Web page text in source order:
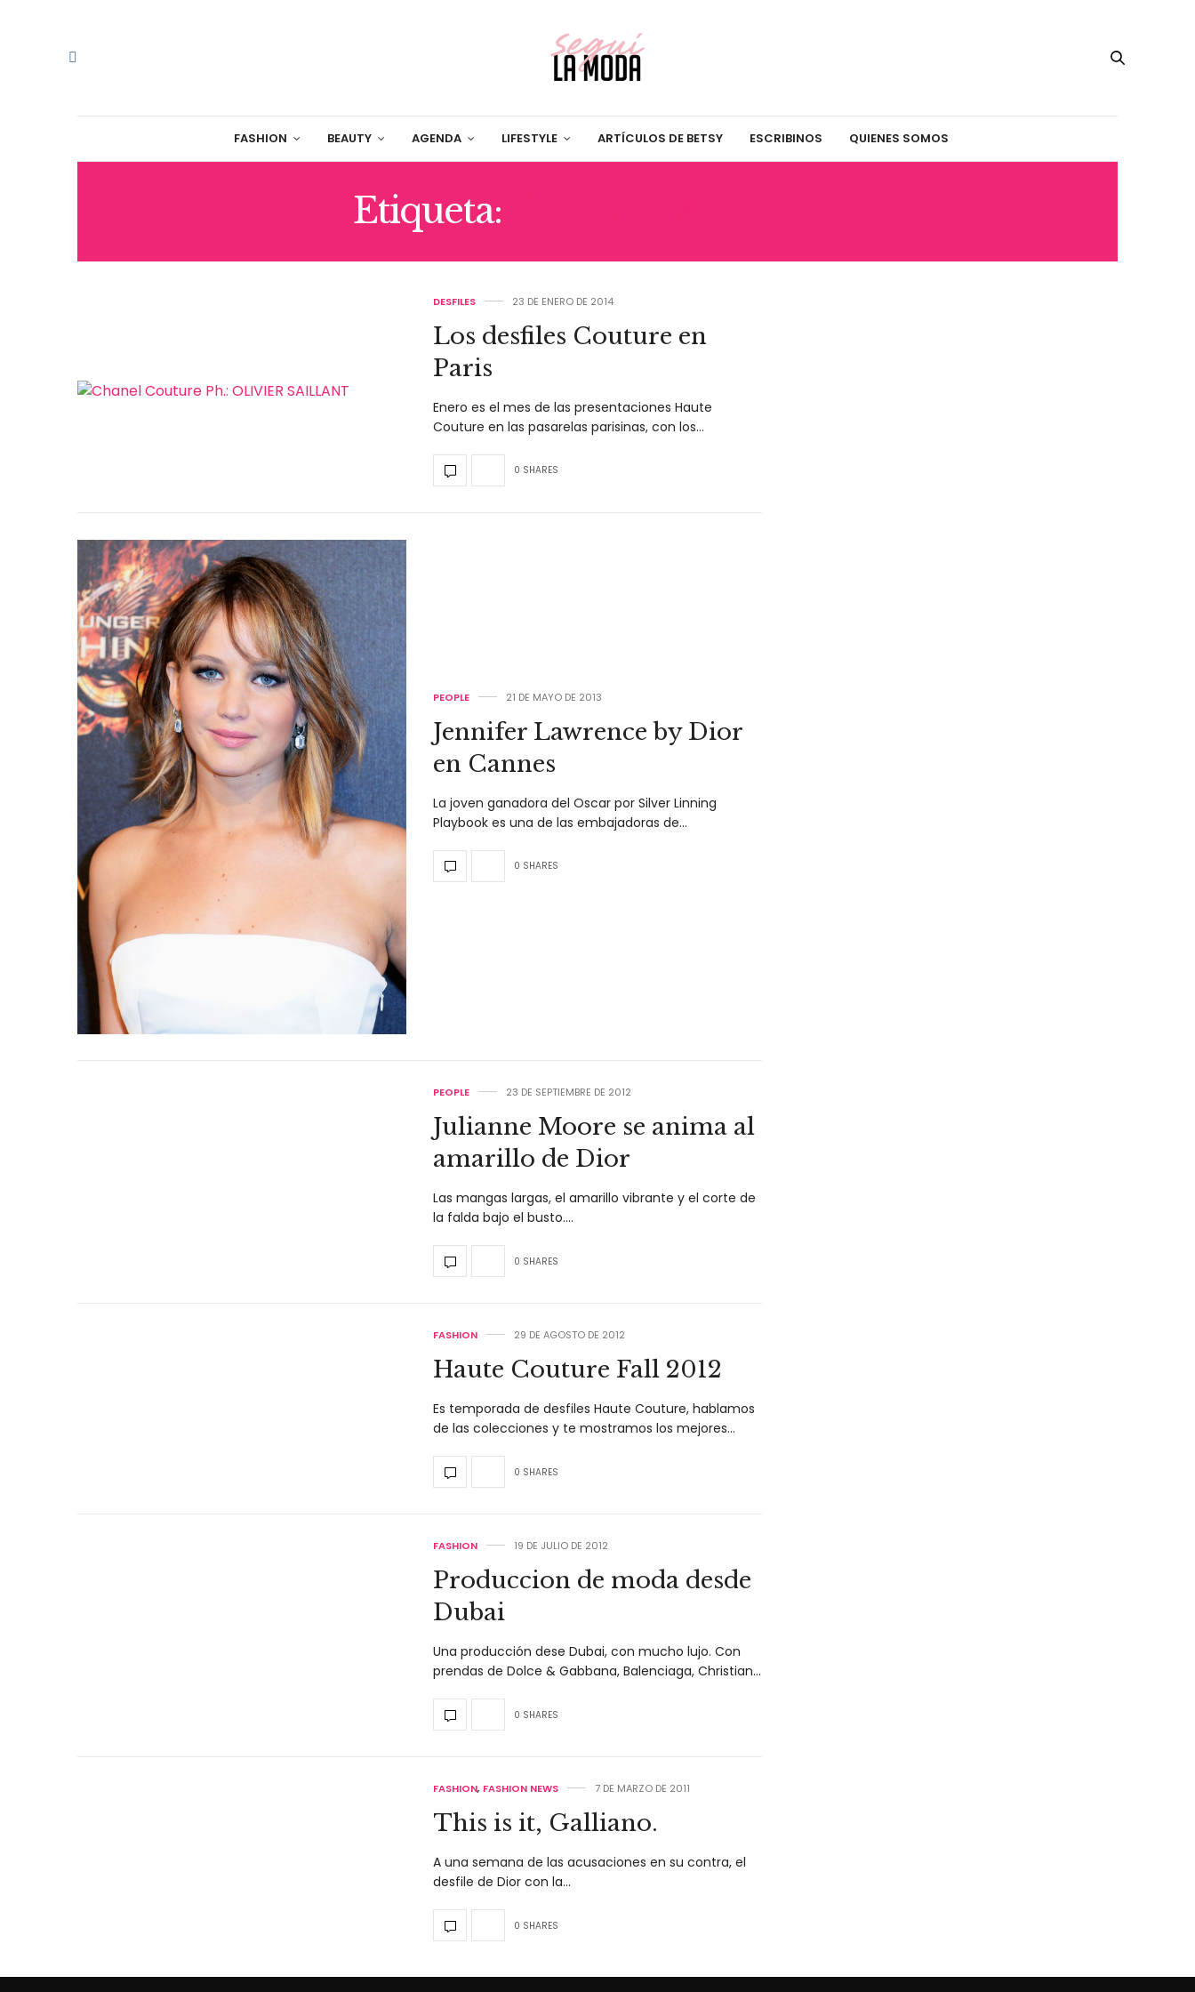
FASHION BEAUTY AGENDA LIFESTYLE ARTÍCULOS DE BETSY ESCRIBINOS QUIENES SOMOS
Etiqueta:
DESFILES 23 DE ENERO DE 2014
Los desfiles Couture en
Paris
Enero es el mes de las presentaciones Haute
Couture en las pasarelas parisinas, con los…
0 SHARES
PEOPLE 21 DE MAYO DE 2013
Jennifer Lawrence by Dior
en Cannes
La joven ganadora del Oscar por Silver Linning
Playbook es una de las embajadoras de…
0 SHARES
PEOPLE 23 DE SEPTIEMBRE DE 2012
Julianne Moore se anima al
amarillo de Dior
Las mangas largas, el amarillo vibrante y el corte de
la falda bajo el busto.…
0 SHARES
FASHION 29 DE AGOSTO DE 2012
Haute Couture Fall 2012
Es temporada de desfiles Haute Couture, hablamos
de las colecciones y te mostramos los mejores…
0 SHARES
FASHION 19 DE JULIO DE 2012
Produccion de moda desde
Dubai
Una producción dese Dubai, con mucho lujo. Con
prendas de Dolce & Gabbana, Balenciaga, Christian…
0 SHARES
FASHION, FASHION NEWS 7 DE MARZO DE 2011
This is it, Galliano.
A una semana de las acusaciones en su contra, el
desfile de Dior con la…
0 SHARES